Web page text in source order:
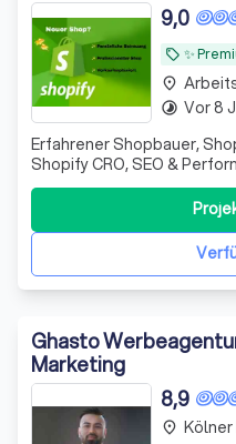
local_offer ✨️
9,0
Erfahrener Shopbauer,
Shopify CRO, SEO &
Unternehmen, die mehr
place
timelapse Vor 8
Ghasto
Marketing
8,9
place